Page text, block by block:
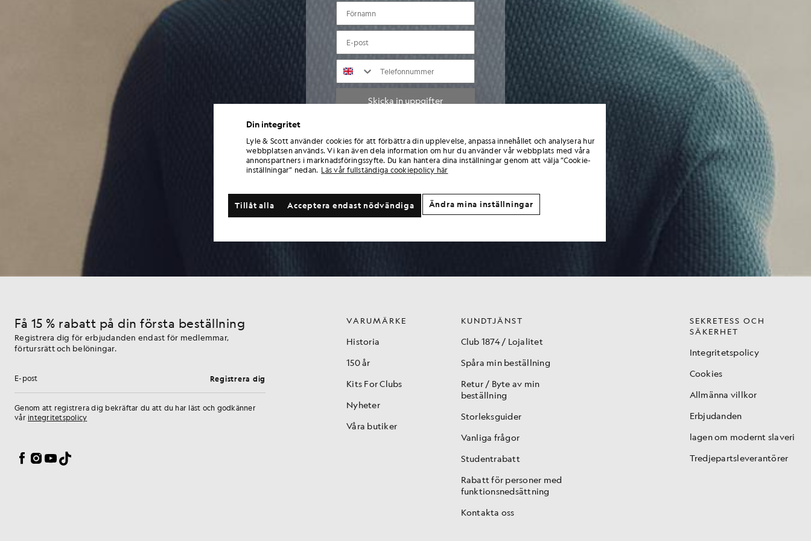
FÖRNAMN
e-post
TELEFONNUMMER
Skicka in uppgifter
Genom att ange dina uppgifter och registrera dig samtycker du till att ta emot
marknadsföringsmeddelanden från Lyle & Scott, inklusive information om nya
kollektioner, exklusiva erbjudanden, kampanjer och nyheter om varumärket. Du kan
när som helst avsluta prenumerationen genom att klicka på länken i e-
Få 15 % rabatt på din första beställning
Registrera dig för erbjudanden endast för medlemmar,
förtursrätt och belöningar.
E-postadress Registrera dig
Genom att registrera dig bekräftar du att du har läst och godkänner
vår integritetspolicy
Facebook
Instagram
YouTube
TikTok
VARUMÄRKE
Historia
150 år
Kits For Clubs
Nyheter
Våra butiker
KUNDTJÄNST
Club 1874 / Lojalitet
Spåra min beställning
Retur / Byte av min
beställning
Storleksguider
Vanliga frågor
Studentrabatt
Rabatt för personer med
funktionsnedsättning
Kontakta oss
SEKRETESS OCH
SÄKERHET
Integritetspolicy
Cookies
Allmänna villkor
Erbjudanden
lagen om modernt slaveri
Tredjepartsleverantörer
Din integritet
Lyle & Scott använder cookies för att förbättra din upplevelse, anpassa innehållet och analysera hur
webbplatsen används. Vi kan även dela information om hur du använder vår webbplats med våra
annonspartners i marknadsföringssyfte. Du kan hantera dina inställningar genom att välja ”Cookie-
inställningar” nedan. Läs vår fullständiga cookiepolicy här
Acceptera endast nödvändiga
Tillåt alla Ändra mina inställningar